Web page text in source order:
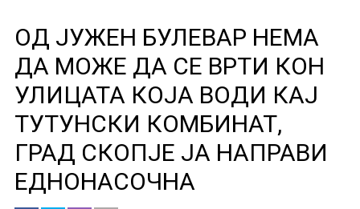
ОД ЈУЖЕН БУЛЕВАР НЕМА
ДА МОЖЕ ДА СЕ ВРТИ КОН
УЛИЦАТА КОЈА ВОДИ КАЈ
ТУТУНСКИ КОМБИНАТ,
ГРАД СКОПЈЕ ЈА НАПРАВИ
ЕДНОНАСОЧНА